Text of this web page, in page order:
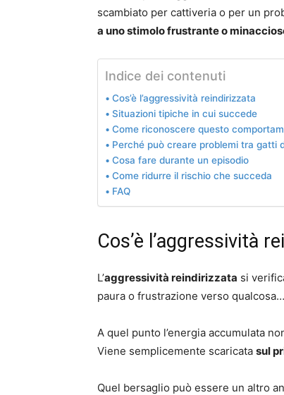
scambiato per cattiveria o per un
a uno stimolo frustrante o
Indice dei contenuti
Cos’è l’aggressività reindirizzata
Situazioni tipiche in cui succede
Come riconoscere questo
Perché può creare problemi tra gatti
Cosa fare durante un episodio
Come ridurre il rischio che succeda
FAQ
Cos’è l’aggressività
L’aggressività reindirizzata si
paura o frustrazione verso
A quel punto l’energia accumulata
Viene semplicemente scaricata sul
Quel bersaglio può essere un altro